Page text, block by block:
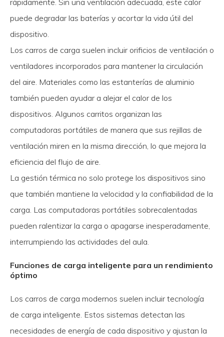
puede degradar las baterías y acortar la vida útil del
dispositivo.
Los carros de carga suelen incluir orificios de ventilación o
ventiladores incorporados para mantener la circulación
del aire. Materiales como las estanterías de aluminio
también pueden ayudar a alejar el calor de los
dispositivos. Algunos carritos organizan las
computadoras portátiles de manera que sus rejillas de
ventilación miren en la misma dirección, lo que mejora la
eficiencia del flujo de aire.
La gestión térmica no solo protege los dispositivos sino
que también mantiene la velocidad y la confiabilidad de la
carga. Las computadoras portátiles sobrecalentadas
pueden ralentizar la carga o apagarse inesperadamente,
interrumpiendo las actividades del aula.
Funciones de carga inteligente para un rendimiento
óptimo
Los carros de carga modernos suelen incluir tecnología
de carga inteligente. Estos sistemas detectan las
necesidades de energía de cada dispositivo y ajustan la